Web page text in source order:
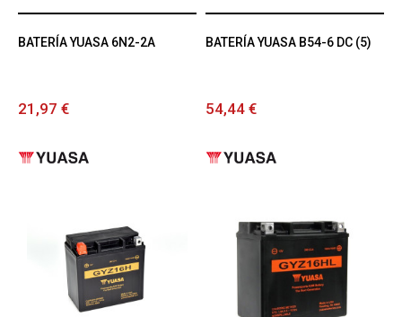
BATERÍA YUASA 6N2-2A
21,97 €
BATERÍA YUASA B54-6 DC (5)
54,44 €